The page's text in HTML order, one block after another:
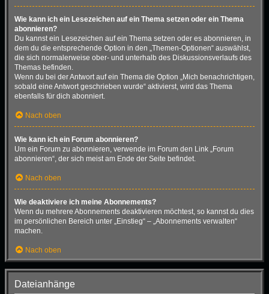
Wie kann ich ein Lesezeichen auf ein Thema setzen oder ein Thema
abonnieren?
Du kannst ein Lesezeichen auf ein Thema setzen oder es abonnieren, in
dem du die entsprechende Option in den „Themen-Optionen“ auswählst,
die sich normalerweise ober- und unterhalb des Diskussionsverlaufs des
Themas befinden.
Wenn du bei der Antwort auf ein Thema die Option „Mich benachrichtigen,
sobald eine Antwort geschrieben wurde“ aktivierst, wird das Thema
ebenfalls für dich abonniert.
Nach oben
Wie kann ich ein Forum abonnieren?
Um ein Forum zu abonnieren, verwende im Forum den Link „Forum
abonnieren“, der sich meist am Ende der Seite befindet.
Nach oben
Wie deaktiviere ich meine Abonnements?
Wenn du mehrere Abonnements deaktivieren möchtest, so kannst du dies
im persönlichen Bereich unter „Einstieg“ – „Abonnements verwalten“
machen.
Nach oben
Dateianhänge